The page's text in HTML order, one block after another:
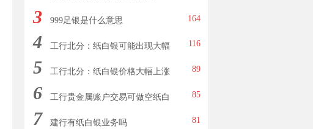
3 999足银是什么意思 164
4 工行北分：纸白银可能出现大幅
下跌
116
5 工行北分：纸白银价格大幅上涨 89
6 工行贵金属账户交易可做空纸白
银
85
7 建行有纸白银业务吗 81